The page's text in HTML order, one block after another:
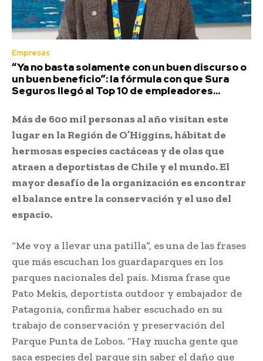
Empresas
“Ya no basta solamente con un buen discurso o
un buen beneficio”: la fórmula con que Sura
Seguros llegó al Top 10 de empleadores...
Más de 600 mil personas al año visitan este
lugar en la Región de O’Higgins, hábitat de
hermosas especies cactáceas y de olas que
atraen a deportistas de Chile y el mundo. El
mayor desafío de la organización es encontrar
el balance entre la conservación y el uso del
espacio.
“Me voy a llevar una patilla”, es una de las frases
que más escuchan los guardaparques en los
parques nacionales del país. Misma frase que
Pato Mekis, deportista outdoor y embajador de
Patagonia, confirma haber escuchado en su
trabajo de conservación y preservación del
Parque Punta de Lobos. “Hay mucha gente que
saca especies del parque sin saber el daño que